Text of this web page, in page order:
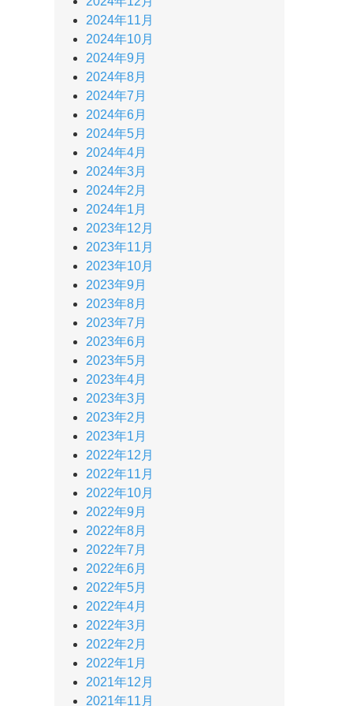
2024年11月
2024年10月
2024年9月
2024年8月
2024年7月
2024年6月
2024年5月
2024年4月
2024年3月
2024年2月
2024年1月
2023年12月
2023年11月
2023年10月
2023年9月
2023年8月
2023年7月
2023年6月
2023年5月
2023年4月
2023年3月
2023年2月
2023年1月
2022年12月
2022年11月
2022年10月
2022年9月
2022年8月
2022年7月
2022年6月
2022年5月
2022年4月
2022年3月
2022年2月
2022年1月
2021年12月
2021年11月